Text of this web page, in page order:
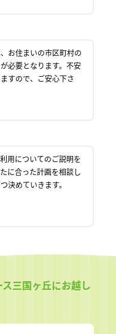
お住まいの市区町村の
必要となります。不安
すので、ご安心下さ
用についてのご説明を
に合った計画を相談し
決めていきます。
三国ヶ丘にお越し